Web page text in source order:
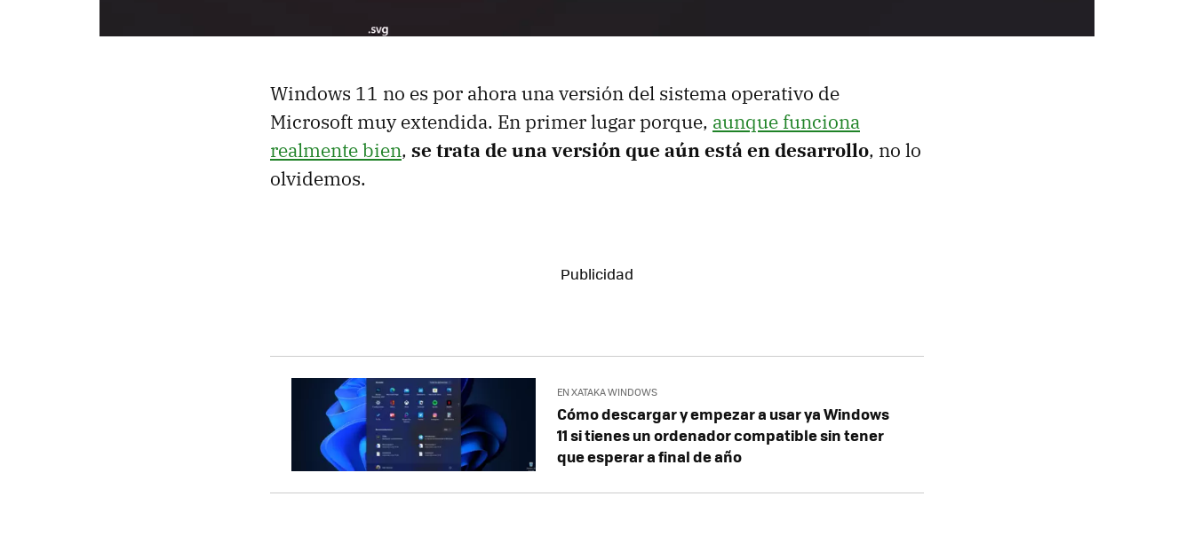
Windows 11 no es por ahora una versión del sistema operativo de
Microsoft muy extendida. En primer lugar porque, aunque funciona
realmente bien, se trata de una versión que aún está en desarrollo, no lo
olvidemos.
EN XATAKA WINDOWS
Cómo descargar y empezar a usar ya Windows
11 si tienes un ordenador compatible sin tener
que esperar a final de año